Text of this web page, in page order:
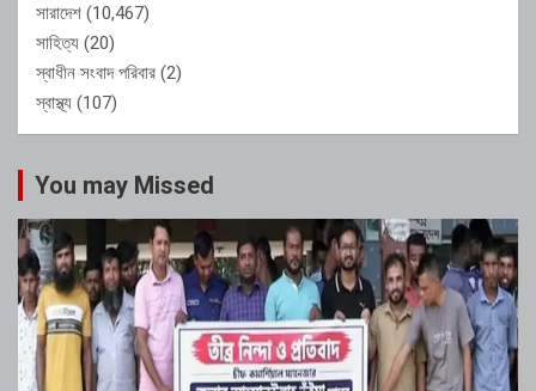
সারাদেশ (10,467)
সাহিত্য (20)
স্বাধীন সংবাদ পরিবার (2)
স্বাস্থ্য (107)
You may Missed